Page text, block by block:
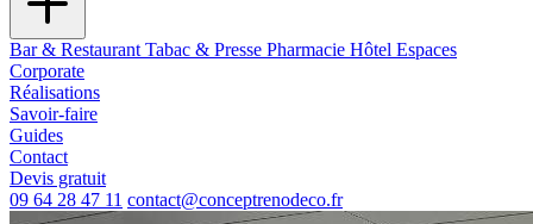
Bar & Restaurant Tabac & Presse Pharmacie Hôtel Espaces
Corporate
Réalisations
Savoir-faire
Guides
Contact
Devis gratuit
09 64 28 47 11 contact@conceptrenodeco.fr